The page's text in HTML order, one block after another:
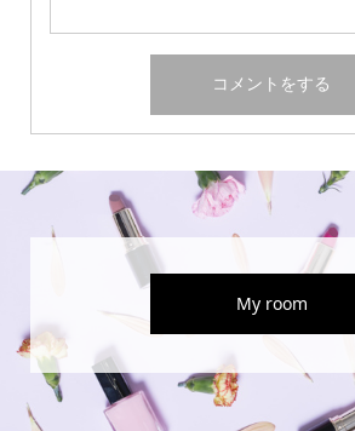
My room